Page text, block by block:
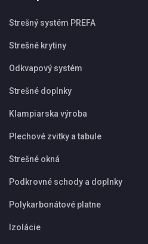
Strešný systém PREFA
Strešné krytiny
Odkvapový systém
Strešné doplnky
Klampiarska výroba
Plechové zvitky a tabule
Strešné okná
Podkrovné schody a doplnky
Polykarbonátové platne
Izolácie